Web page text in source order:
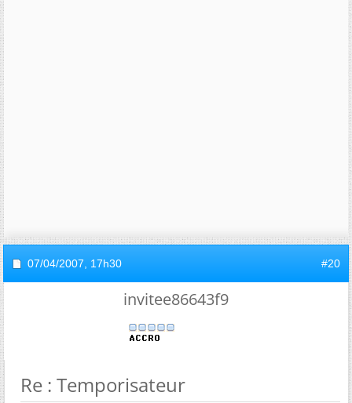
07/04/2007, 17h30 #20
invitee86643f9
Re : Temporisateur